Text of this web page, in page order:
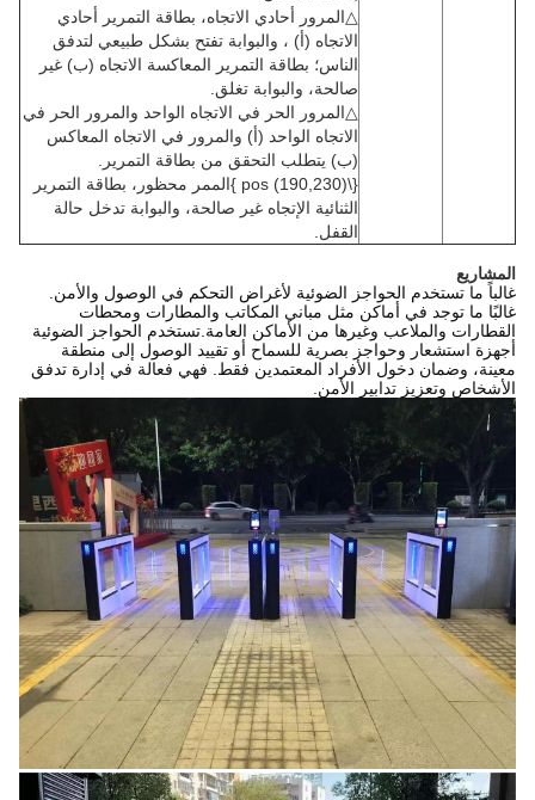
△المرور أحادي الاتجاه، بطاقة التمرير أحادي
الاتجاه (أ) ، والبوابة تفتح بشكل طبيعي لتدفق
الناس؛ بطاقة التمرير المعاكسة الاتجاه (ب) غير
صالحة، والبوابة تغلق.
△المرور الحر في الاتجاه الواحد والمرور الحر في
الاتجاه الواحد (أ) والمرور في الاتجاه المعاكس
(ب) يتطلب التحقق من بطاقة التمرير.
{\pos (190,230) }الممر محظور، بطاقة التمرير
الثنائية الإتجاه غير صالحة، والبوابة تدخل حالة
القفل.
المشاريع
غالباً ما تستخدم الحواجز الضوئية لأغراض التحكم في الوصول والأمن.
غالبًا ما توجد في أماكن مثل مباني المكاتب والمطارات ومحطات
القطارات والملاعب وغيرها من الأماكن العامة.تستخدم الحواجز الضوئية
أجهزة استشعار وحواجز بصرية للسماح أو تقييد الوصول إلى منطقة
معينة، وضمان دخول الأفراد المعتمدين فقط. فهي فعالة في إدارة تدفق
الأشخاص وتعزيز تدابير الأمن.